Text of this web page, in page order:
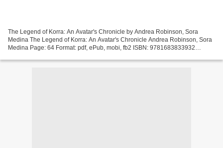
The Legend of Korra: An Avatar's Chronicle by Andrea Robinson, Sora
Medina The Legend of Korra: An Avatar's Chronicle Andrea Robinson, Sora
Medina Page: 64 Format: pdf, ePub, mobi, fb2 ISBN: 9781683833932